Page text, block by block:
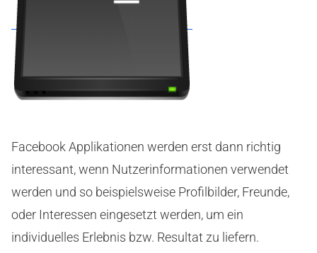
Facebook Applikationen werden erst dann richtig
interessant, wenn Nutzerinformationen verwendet
werden und so beispielsweise Profilbilder, Freunde,
oder Interessen eingesetzt werden, um ein
individuelles Erlebnis bzw. Resultat zu liefern.